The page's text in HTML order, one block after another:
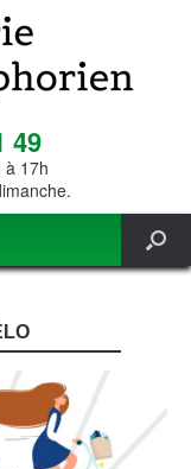
49
à 17h